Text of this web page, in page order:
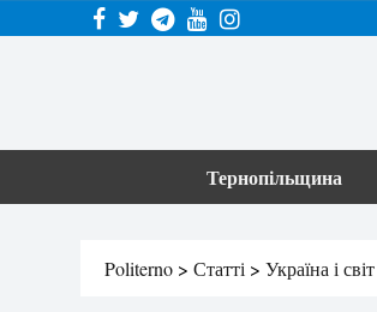
Тернопільщина
Politerno > Статті > Україна і світ